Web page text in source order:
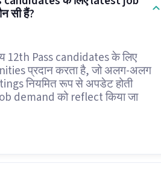
सी हैं?
Pass candidates के लिए
प्रदान करता है, जो अलग-अलग
नियमित रूप से अपडेट होती
demand को reflect किया जा